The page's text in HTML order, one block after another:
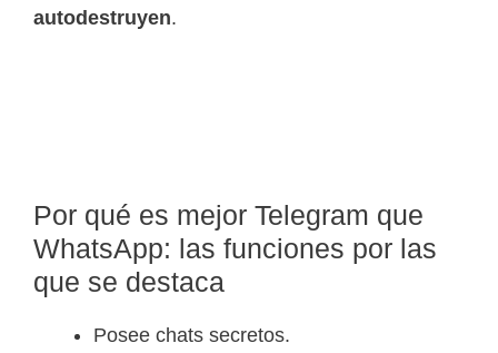
autodestruyen.
Por qué es mejor Telegram que
WhatsApp: las funciones por las
que se destaca
Posee chats secretos.